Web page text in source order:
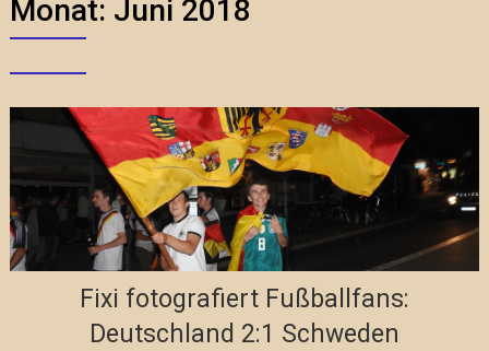
Monat: Juni 2018
Fixi fotografiert Fußballfans:
Deutschland 2:1 Schweden